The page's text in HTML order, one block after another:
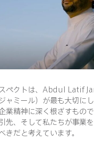
ペクトは、Abdul Latif
ャミール）が最も大切に
業精神に深く根ざすもので
先、そして私たちが事業
きだと考えています。